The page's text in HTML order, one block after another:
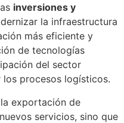
inversiones y
la infraestructura
más eficiente y
de tecnologías
del sector
procesos logísticos.
exportación de
servicios, sino que